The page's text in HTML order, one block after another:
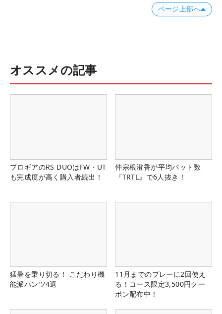
ページ上部へ
オススメの記事
プロギアのRS DUOはFW・UT
も完成度が高く購入者続出！
仲宗根澄香が平均パット数
『TRTL』で6人抜き！
猛暑を乗り切る！ こだわり機
能派パンツ4選
11月までのプレーに2回使え
る！コース限定3,500円クー
ポン配布中！